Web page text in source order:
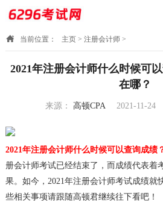
当前位置： 主页> 注册会计师>
2021年注册会计师什么时候可
在哪？
来源：高顿CPA
2021-11-24
2021年注册会计师什么时候可以查询成绩
册会计师考试已经结束了，而成绩代表着
果。如今，2021年注册会计师考试成绩就
些相关事项请跟随高顿君继续往下看吧！